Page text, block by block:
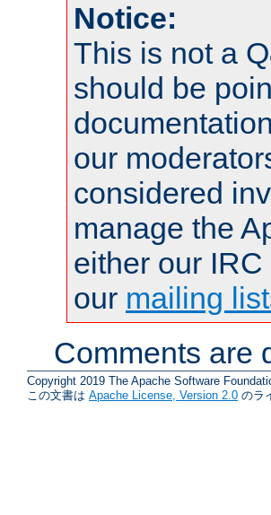
Notice:
This is not a
should be
our
considered
manage the
either our
our mailing
Comments are
Copyright 2019 The Apache Software
この文書は Apache License, Version 2.0 のラ